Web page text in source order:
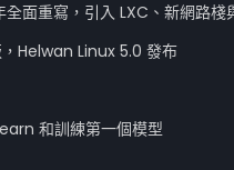
面重寫，引入 LXC、新網路棧
Helwan Linux 5.0 發布
和訓練第一個模型